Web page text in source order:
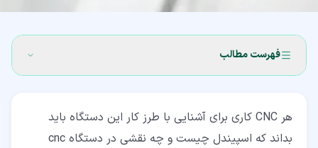
فهرست مطالب
۲‏- انواع اسپیندل
هر CNC کاری برای آشنایی با طرز کار این دستگاه باید
بداند که اسپیندل چیست و چه نقشی در دستگاه cnc